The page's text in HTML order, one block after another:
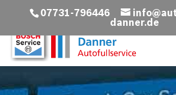
07731-796446
danner.de